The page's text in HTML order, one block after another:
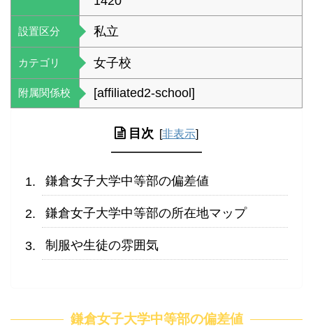
設置区分 私立
カテゴリ 女子校
附属関係校 [affiliated2-school]
目次 [非表示]
鎌倉女子大学中等部の偏差値
鎌倉女子大学中等部の所在地マップ
制服や生徒の雰囲気
鎌倉女子大学中等部の偏差値